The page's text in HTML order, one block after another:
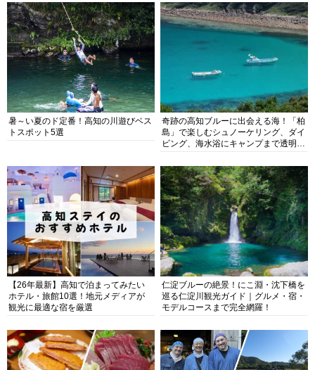
暑～い夏のド定番！高知の川遊びベス
トスポット5選
奇跡の高知ブルーに出会える海！「柏
島」で楽しむシュノーケリング、ダイ
ビング、海水浴にキャンプまで透明度
【26年最新】高知で泊まってみたい
ホテル・旅館10選！地元メディアが
観光に最適な宿を厳選
仁淀ブルーの絶景！にこ淵・沈下橋を
巡る仁淀川観光ガイド｜グルメ・宿・
モデルコースまで完全網羅！